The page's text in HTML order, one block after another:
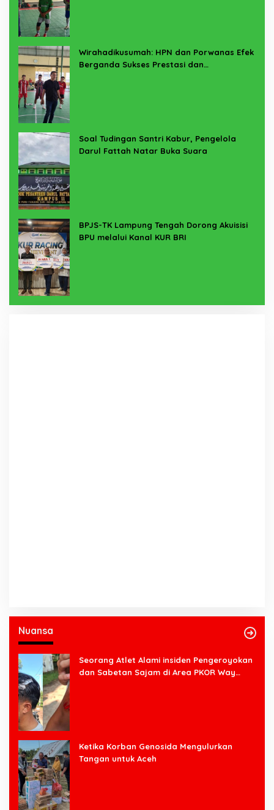
Wirahadikusumah: HPN dan Porwanas Efek
Berganda Sukses Prestasi dan
Soal Tudingan Santri Kabur, Pengelola
Darul Fattah Natar Buka Suara
BPJS-TK Lampung Tengah Dorong Akuisisi
BPU melalui Kanal KUR BRI
Nuansa
Seorang Atlet Alami insiden Pengeroyokan
dan Sabetan Sajam di Area PKOR Way
Ketika Korban Genosida Mengulurkan
Tangan untuk Aceh